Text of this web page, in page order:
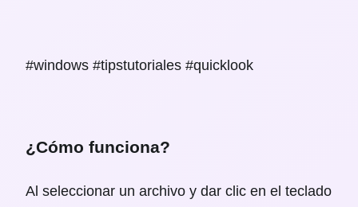
#windows #tipstutoriales #quicklook
¿Cómo funciona?
Al seleccionar un archivo y dar clic en el teclado